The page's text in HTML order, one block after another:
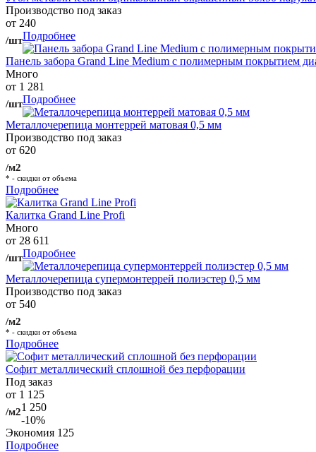
Производство под заказ
от 240
/штПодробнее
Панель забора Grand Line Medium с полимерным покрытием
Много
от 1 281
/штПодробнее
Металлочерепица монтеррей матовая 0,5 мм
Производство под заказ
от 620
/м2
* - скидки от объема
Подробнее
Калитка Grand Line Profi
Много
от 28 611
/штПодробнее
Металлочерепица супермонтеррей полиэстер 0,5 мм
Производство под заказ
от 540
/м2
* - скидки от объема
Подробнее
Софит металлический сплошной без перфорации
Под заказ
от 1 125
/м21 250
-10%
Экономия 125
Подробнее